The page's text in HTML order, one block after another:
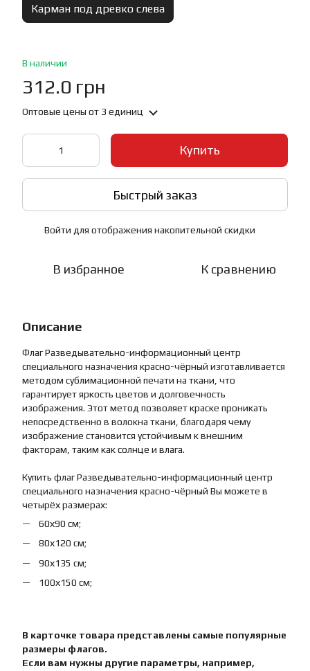
Карман под древко слева
В наличии
312.0 грн
Оптовые цены от 3 единиц
Купить
Быстрый заказ
Войти для отображения накопительной скидки
В избранное К сравнению
Описание
Флаг Разведывательно-информационный центр
специального назначения красно-чёрный изготавливается
методом сублимационной печати на ткани, что
гарантирует яркость цветов и долговечность
изображения. Этот метод позволяет краске проникать
непосредственно в волокна ткани, благодаря чему
изображение становится устойчивым к внешним
факторам, таким как солнце и влага.
Купить флаг Разведывательно-информационный центр
специального назначения красно-чёрный Вы можете в
четырёх размерах:
60х90 см;
80х120 см;
90х135 см;
100х150 см;
В карточке товара представлены самые популярные
размеры флагов.
Если вам нужны другие параметры, например,